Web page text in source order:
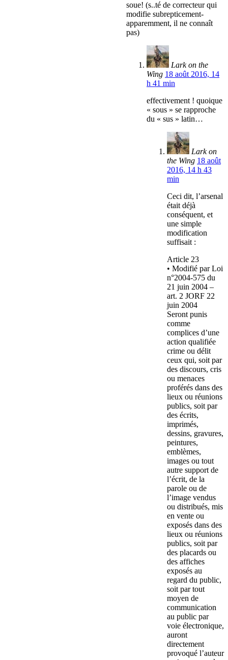
soue! (s..té de correcteur qui
modifie subrepticement-
apparemment, il ne connaît
pas)
Lark on the
Wing 18 août 2016, 14
h 41 min
effectivement ! quoique
« sous » se rapproche
du « sus » latin…
Lark on
the Wing 18 août
2016, 14 h 43
min
Ceci dit, l’arsenal
était déjà
conséquent, et
une simple
modification
suffisait :
Article 23
• Modifié par Loi
n°2004-575 du
21 juin 2004 –
art. 2 JORF 22
juin 2004
Seront punis
comme
complices d’une
action qualifiée
crime ou délit
ceux qui, soit par
des discours, cris
ou menaces
proférés dans des
lieux ou réunions
publics, soit par
des écrits,
imprimés,
dessins, gravures,
peintures,
emblèmes,
images ou tout
autre support de
l’écrit, de la
parole ou de
l’image vendus
ou distribués, mis
en vente ou
exposés dans des
lieux ou réunions
publics, soit par
des placards ou
des affiches
exposés au
regard du public,
soit par tout
moyen de
communication
au public par
voie électronique,
auront
directement
provoqué l’auteur